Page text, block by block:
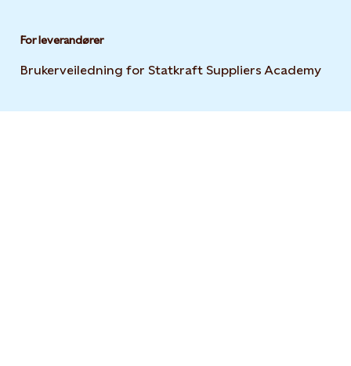
For leverandører
Brukerveiledning for Statkraft Suppliers Academy